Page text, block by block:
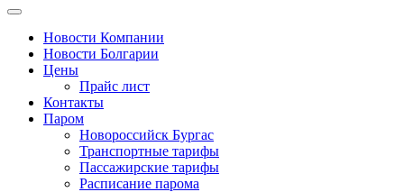
Новости Компании
Новости Болгарии
Цены
Прайс лист
Контакты
Паром
Новороссийск Бургас
Транспортные тарифы
Пассажирские тарифы
Расписание парома